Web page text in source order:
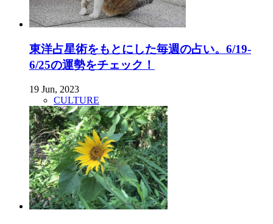
東洋占星術をもとにした毎週の占い。6/19-
6/25の運勢をチェック！
19 Jun, 2023
CULTURE